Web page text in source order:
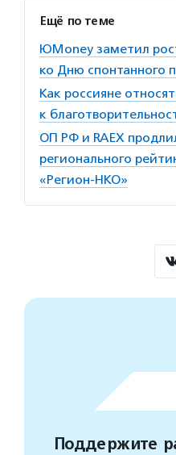
Ещё по теме
ЮMoney заметил
ко Дню спонтанного
Как россияне
к
ОП РФ и RAEX
регионального
«Регион-НКО»
Поддержите